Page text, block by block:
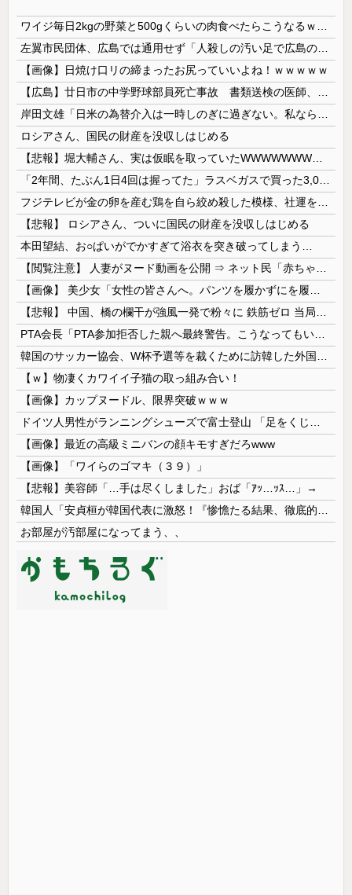
【画像】日焼け口リの締まったお尻っていいよね！ｗｗｗｗｗ
ロシアさん、国民の財産を没収しはじめる
【悲報】 ロシアさん、ついに国民の財産を没収しはじめる
本田望結、お○ぱいがでかすぎて浴衣を突き破ってしまう…
【ｗ】物凄くカワイイ子猫の取っ組み合い！
【画像】カップヌードル、限界突破ｗｗｗ
【画像】最近の高級ミニバンの顔キモすぎだろwww
【画像】「ワイらのゴマキ（３９）」
【悲報】美容師「…手は尽くしました」おば「ｱｯ…ｯｽ…」→
お部屋が汚部屋になってまう、、